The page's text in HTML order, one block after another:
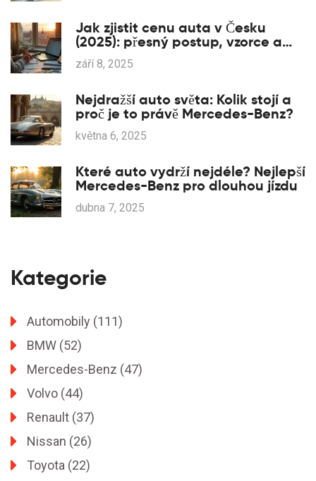
Jak zjistit cenu auta v Česku
(2025): přesný postup, vzorce a
vyjednávací triky
září 8, 2025
Nejdražší auto světa: Kolik stojí a
proč je to právě Mercedes-Benz?
května 6, 2025
Které auto vydrží nejdéle? Nejlepší
Mercedes-Benz pro dlouhou jízdu
dubna 7, 2025
Kategorie
Automobily (111)
BMW (52)
Mercedes-Benz (47)
Volvo (44)
Renault (37)
Nissan (26)
Toyota (22)